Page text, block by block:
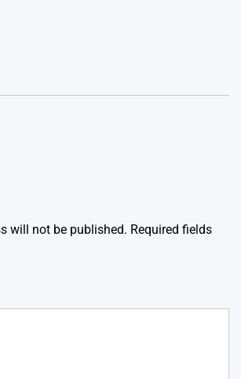
will not be published. Required fields